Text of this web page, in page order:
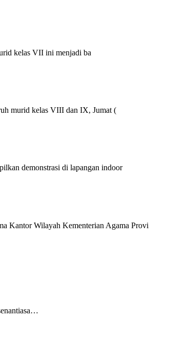
kelas VII ini menjadi ba
murid kelas VIII dan IX, Jumat (
demonstrasi di lapangan indoor
Kantor Wilayah Kementerian Agama Provi